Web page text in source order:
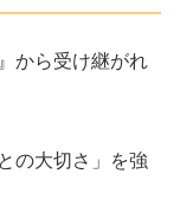
から受け継がれ
の大切さ」を強